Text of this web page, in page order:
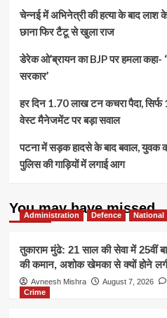
चेन्नई में अभिनेत्री की हत्या के बाद
छाना फिर टैटू से खुला राज
डेरेक ओ’ब्रायन का BJP पर हमला कहा-
सरकार’
हर दिन 1.70 लाख टन कचरा पैदा,
वेस्ट मैनेजमेंट पर बड़ा सवाल
पटना में सड़क हादसे के बाद बवाल, युवक
पुलिस की गाड़ियों में लगाई आग
You may have missed
Administration Defence National
तुकाराम मुंढे: 21 साल की सेवा में 25वीं
की कमान, अशोक खेमका से क्यों होने
Avneesh Mishra August 7, 2026
Crime